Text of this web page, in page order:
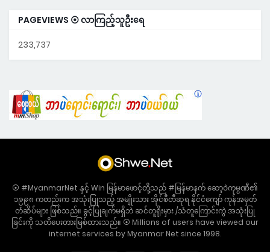
PAGEVIEWS ⦿ လာကြည့်သူဦးရေ
233,737
⦿ #MyanmarNet နှင့် Win မြန်မာဖောင့်တို့သည် #မြန်မာနက် ဆော့ဝဲကုမ္ပဏီ၏
၁၉၉၈ ကတည်းက အသုံးပြုသည့် အမျိုးသား အိုင်စီတီဆုရ နိုင်ငံကျော် ကုန်အမှတ်
တံဆိပ်များ ဖြစ်သည်။ ခွင့်ပြုချက်မရှိဘဲ ဆင်တူရိုးမှား /သံတူကြောင်းကွဲ အသုံးပြု
ခြင်းကို သတိပေးတားမြစ်ထားသည်။ ⦿ Millions of users have viewed our
internet services by Myanmar Net since 1998.